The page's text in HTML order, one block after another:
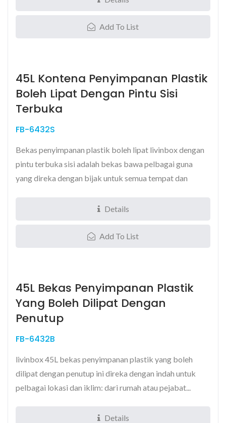
Add To List
45L Kontena Penyimpanan Plastik
Boleh Lipat Dengan Pintu Sisi
Terbuka
FB-6432S
Bekas penyimpanan plastik boleh lipat livinbox dengan
pintu terbuka sisi adalah bekas bawa pelbagai guna
yang direka dengan bijak untuk semua tempat dan
Details
Add To List
45L Bekas Penyimpanan Plastik
Yang Boleh Dilipat Dengan
Penutup
FB-6432B
livinbox 45L bekas penyimpanan plastik yang boleh
dilipat dengan penutup ini direka dengan indah untuk
pelbagai lokasi dan iklim: dari rumah atau pejabat...
Details